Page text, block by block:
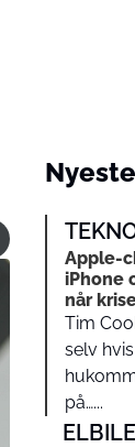
Apple-
iPhone
når
Tim
selv
på…...